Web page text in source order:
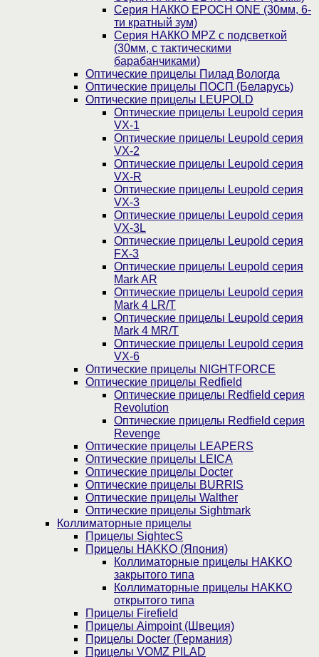
Серия НАККО EPOCH ONE (30мм, 6-
ти кратный зум)
Серия НАККО MPZ с подсветкой
(30мм, c тактическими
барабанчиками)
Оптические прицелы Пилад Вологда
Оптические прицелы ПОСП (Беларусь)
Оптические прицелы LEUPOLD
Оптические прицелы Leupold серия
VX-1
Оптические прицелы Leupold серия
VX-2
Оптические прицелы Leupold серия
VX-R
Оптические прицелы Leupold серия
VX-3
Оптические прицелы Leupold серия
VX-3L
Оптические прицелы Leupold серия
FX-3
Оптические прицелы Leupold серия
Mark AR
Оптические прицелы Leupold серия
Mark 4 LR/T
Оптические прицелы Leupold серия
Mark 4 MR/T
Оптические прицелы Leupold серия
VX-6
Оптические прицелы NIGHTFORCE
Оптические прицелы Redfield
Оптические прицелы Redfield серия
Revolution
Оптические прицелы Redfield серия
Revenge
Оптические прицелы LEAPERS
Оптические прицелы LEICA
Оптические прицелы Docter
Оптические прицелы BURRIS
Оптические прицелы Walther
Оптические прицелы Sightmark
Коллиматорные прицелы
Прицелы SightecS
Прицелы HAKKO (Япония)
Коллиматорные прицелы HAKKO
закрытого типа
Коллиматорные прицелы HAKKO
открытого типа
Прицелы Firefield
Прицелы Aimpoint (Швеция)
Прицелы Docter (Германия)
Прицелы VOMZ PILAD